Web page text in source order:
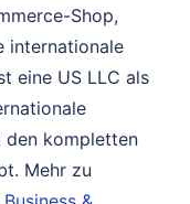
Shop,
internationale
eine US LLC als
den kompletten
Mehr zu